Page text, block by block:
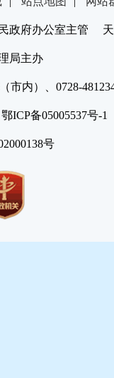
政府办公室主管 天
局主办
市内）、0728-
ICP备05005537号
号